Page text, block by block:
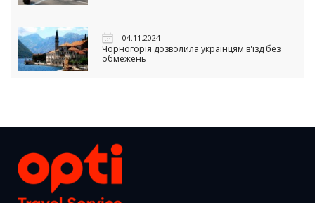
04.11.2024
Чорногорія дозволила українцям в'їзд без
обмежень